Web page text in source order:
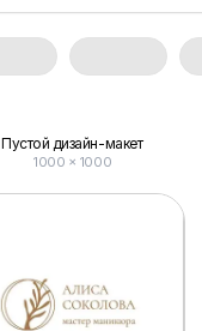
Пустой дизайн-макет
1000 × 1000